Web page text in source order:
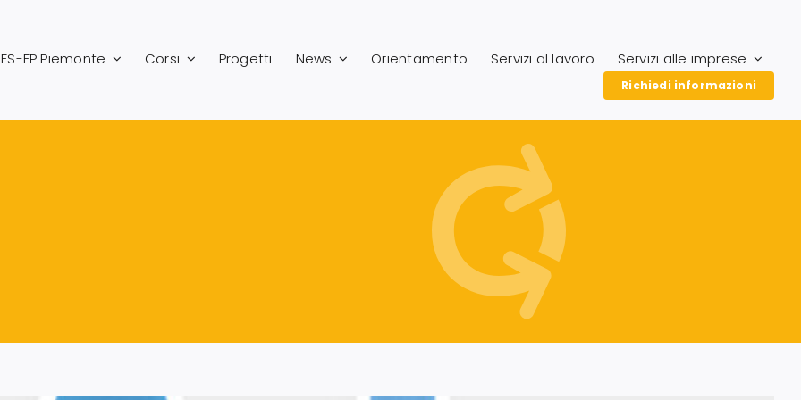
FP Piemonte Corsi Progetti News Orientamento Servizi al lavoro Servizi alle imprese
Richiedi informazioni